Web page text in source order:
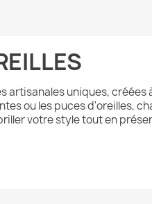
artisanales uniques, créées
ou les puces d'oreilles,
votre style tout en